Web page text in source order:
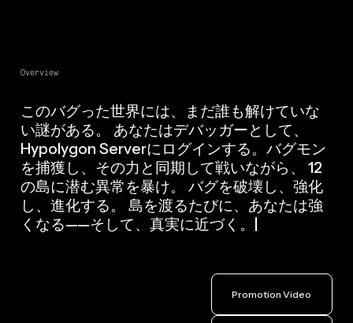
Overview
このバグった世界には、まだ誰も解けていな
い謎がある。 あなたはデバッガーとして、
Hypolygon Serverにログインする。バグモン
を捕獲し、その力と同期して戦いながら、 12
の島に潜む異常を暴け。 バグを破壊し、強化
し、進化する。 島を渡るたびに、あなたは強
くなる——そして、真実に近づく。|
Promotion Video